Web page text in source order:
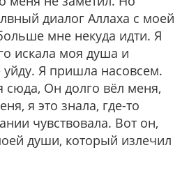
диалог Аллаха с моей
мне некуда идти. Я
искала моя душа и
Я пришла насовсем.
сюда, Он долго вёл меня,
я это знала, где-то
чувствовала. Вот он,
души, который излечил